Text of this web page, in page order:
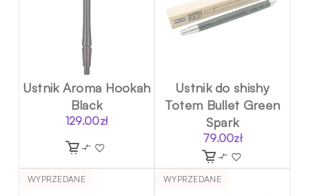
Ustnik Aroma Hookah
Black
129.00zł
Ustnik do shishy
Totem Bullet Green
Spark
79.00zł
WYPRZEDANE WYPRZEDANE